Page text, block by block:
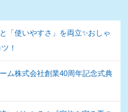
と「使いやすさ」を両立✨おしゃ
！
ム株式会社創業40周年記念式典